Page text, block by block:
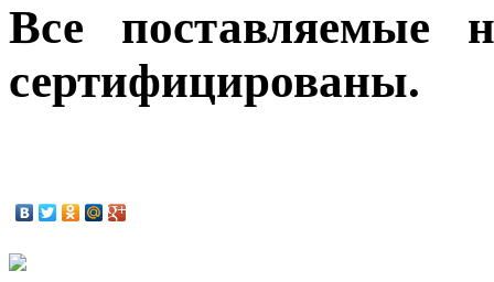
Все поставляемые
сертифицированы.